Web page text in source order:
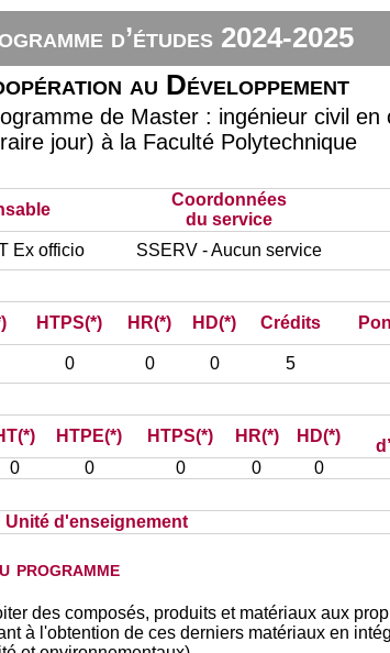
d’études 2024-2025
au Développement
de Master : ingénieur civil en
jour) à la Faculté Polytechnique
Coordonnées
du service
Ex officio SSERV - Aucun service
HTPS(*) HR(*) HD(*) Crédits
0 0 0 5
HTPE(*) HTPS(*) HR(*) HD(*)
0 0 0 0 0
Unité d'enseignement
programme
des composés, produits et matériaux aux
à l'obtention de ces derniers matériaux en